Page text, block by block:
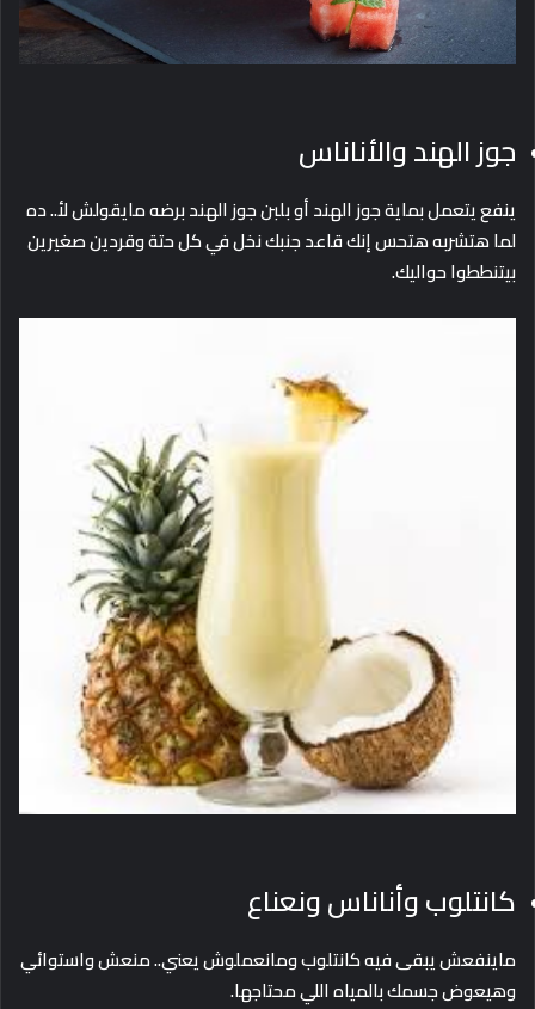
جوز الهند والأناناس
ينفع يتعمل بماية جوز الهند أو بلبن جوز الهند برضه مايقولش لأ.. ده
لما هتشربه هتحس إنك قاعد جنبك نخل في كل حتة وقردين صغيرين
بيتنططوا حواليك.
كانتلوب وأناناس ونعناع
ماينفعش يبقى فيه كانتلوب ومانعملوش يعني.. منعش واستوائي
وهيعوض جسمك بالمياه اللي محتاجها.